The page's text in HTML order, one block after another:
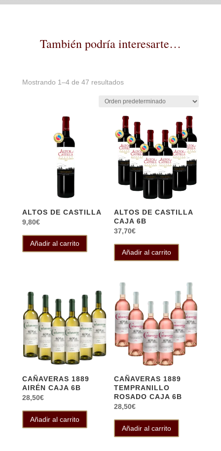
cantidad
También podría interesarte…
Mostrando 1–4 de 47 resultados
ALTOS DE CASTILLA
9,80€
Añadir al carrito
ALTOS DE CASTILLA
CAJA 6B
37,70€
Añadir al carrito
CAÑAVERAS 1889
AIRÉN CAJA 6B
28,50€
Añadir al carrito
CAÑAVERAS 1889
TEMPRANILLO
ROSADO CAJA 6B
28,50€
Añadir al carrito